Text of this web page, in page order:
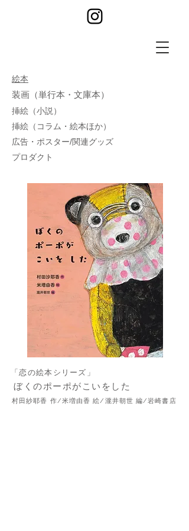
​絵本
装画（単行本・文庫本）
​挿絵（小説）
​挿絵（コラム・絵本ほか）
​広告・ポスター/関連グッズ
​プロダクト
「恋の絵本シリーズ」
​ぼくのポーポがこいをした
村田紗耶香 作/米増由香 絵/瀧井朝世 編/岩崎書店